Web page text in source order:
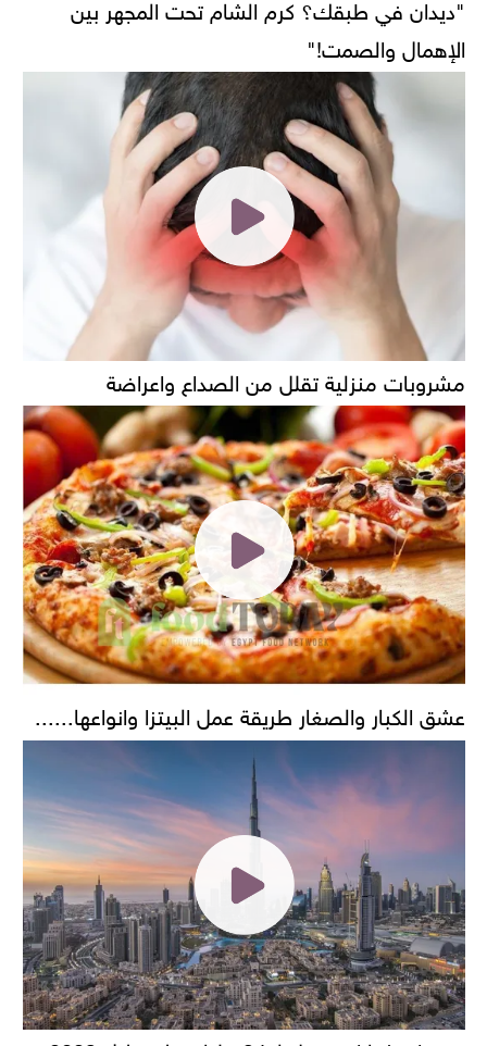
الإهمال والصمت!"
مشروبات منزلية تقلل من الصداع واعراضة
عشق الكبار والصغار طريقة عمل البيتزا وانواعها......